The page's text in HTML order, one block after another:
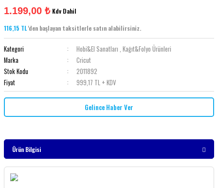
1.199,00 ₺ Kdv Dahil
116,15 TL'den başlayan taksitlerle satın alabilirsiniz.
Kategori Hobi&El Sanatları , Kağıt&Folyo Ürünleri
Marka
Cricut
Stok Kodu
2011892
Fiyat
999,17 TL + KDV
Gelince Haber Ver
Ürün Bilgisi